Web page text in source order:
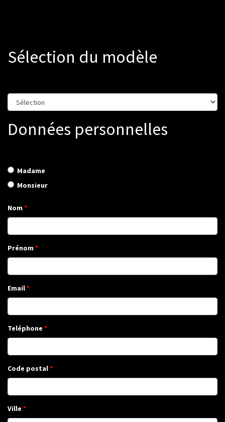
Sélection du modèle
Données personnelles
Madame
Monsieur
Nom
Prénom
Email
Teléphone
Code postal
Ville